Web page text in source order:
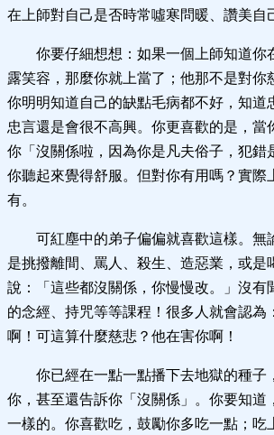
在上師對自己是否時常噓寒問暖、讚美自
你要仔細想想：如果一個上師知道你
露笑容，那麼你就上當了；他那不是對你
你明明知道自己的缺點毛病都不好，知道
忠言還是會很不高興。你更喜歡的是，當
你「沒關係啦，因為你是凡夫俗子，犯
你聽起來覺得舒服。但對你有用嗎？實際
有。
可紅塵中的弟子偏偏就喜歡這樣。無
是挑撥離間、罵人、殺生、造惡業，或是
說：「這些都沒關係，你慢慢改。」沒有
的念經、持咒等等課程！很多人就會認為
啊！可這算什麼慈悲？他在害你啊！
你已經在一點一點播下去地獄的種子
你，甚至還告訴你「沒關係」。你要知道
一樣的。你喜歡吃，鼓勵你多吃一點；吃